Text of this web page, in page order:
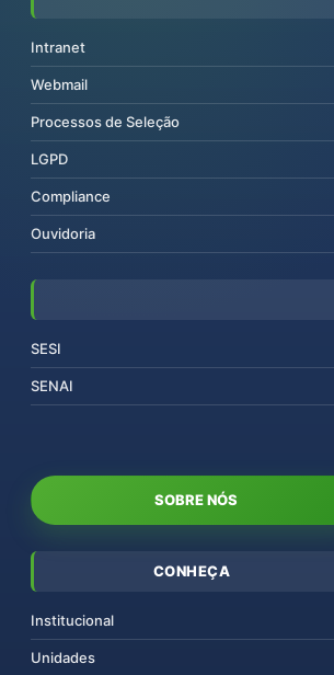
Intranet
Webmail
Processos de Seleção
LGPD
Compliance
Ouvidoria
SESI
SENAI
SOBRE NÓS
CONHEÇA
Institucional
Unidades